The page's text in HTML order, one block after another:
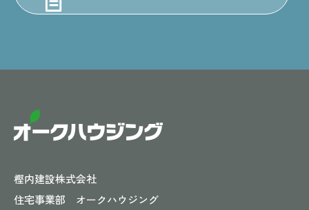
樫内建設株式会社
住宅事業部 オークハウジング